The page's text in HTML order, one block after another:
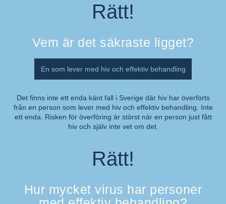
Rätt!
Vem är det säkraste ligget?
En som lever med hiv och effektiv behandling
Kommentar:
Det finns inte ett enda känt fall i Sverige där hiv har överförts
från en person som lever med hiv och effektiv behandling. Inte
ett enda. Risken för överföring är störst när en person just fått
hiv och själv inte vet om det.
Rätt!
Hur mycket virus har personer